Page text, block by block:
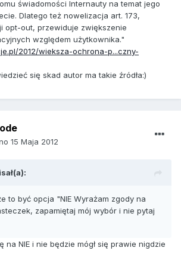
świadomości Internauty na temat jego
Dlatego też nowelizacja art. 173,
opt-out, przewiduje zwiększenie
względem użytkownika."
2012/wieksza-ochrona-p...czny-
się skad autor ma takie źródła:)
15 Maja 2012
to być opcja "NIE Wyrażam zgody na
zapamiętaj mój wybór i nie pytaj
na NIE i nie będzie mógł się prawie nigdzie